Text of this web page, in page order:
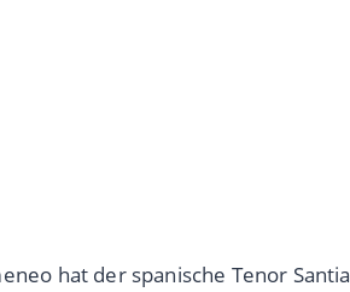
hat der spanische Tenor